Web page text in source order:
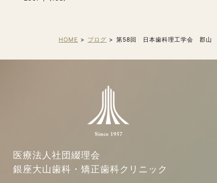
HOME ブログ 第58回 日本歯科理工学会 郡山
医療法人社団綴理会
銀座大山歯科・矯正歯科クリニック